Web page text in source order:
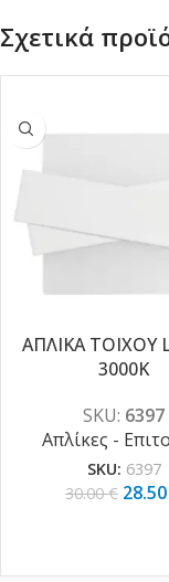
Σχετικά
-5%
ΑΠΛΙΚΑ ΤΟΙΧΟΥ
3000K
SKU: 6397
Απλίκες -
SKU: 6397
30.00€ 28.50